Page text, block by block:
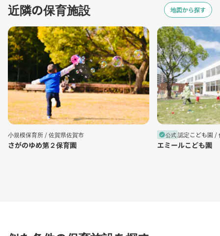
近隣の保育施設 地図から探す
小規模保育所 /佐賀県佐賀市
さがのゆめ第２保育園
verified公式認定こども園 /
エミールこども園